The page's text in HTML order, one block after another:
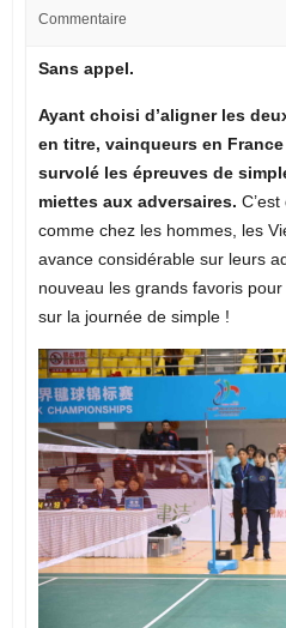
Commentaire
Sans appel.
Ayant choisi d’aligner les
en titre, vainqueurs en
survolé les épreuves de
miettes aux adversaires.
comme chez les hommes, les
avance considérable sur leurs
nouveau les grands favoris
sur la journée de simple !